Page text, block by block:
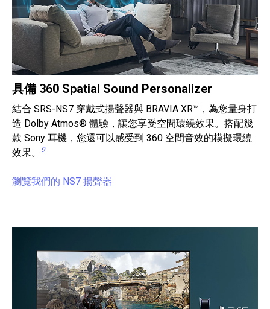
具備 360 Spatial Sound Personalizer
結合 SRS-NS7 穿戴式揚聲器與 BRAVIA XR™，為您量身打
造 Dolby Atmos® 體驗，讓您享受空間環繞效果。搭配幾
款 Sony 耳機，您還可以感受到 360 空間音效的模擬環繞
效果。
9
瀏覽我們的 NS7 揚聲器